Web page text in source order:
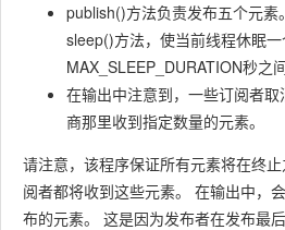
publish()方法负责发布五个元
sleep()方法，使当前线程休眠一
MAX_SLEEP_DURATION秒之
在输出中注意到，一些订阅者
商那里收到指定数量的元素。
请注意，该程序保证所有元素将在终
阅者都将收到这些元素。 在输出中，
布的元素。 这是因为发布者在发布最